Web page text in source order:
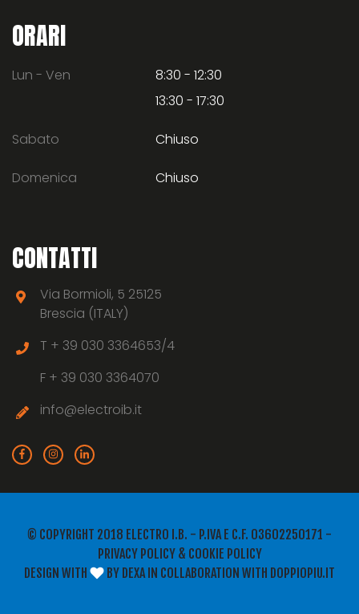
ORARI
Lun - Ven
8:30 - 12:30
13:30 - 17:30
Sabato Chiuso
Domenica Chiuso
CONTATTI
Via Bormioli, 5 25125
Brescia (ITALY)
T + 39 030 3364653/4
F + 39 030 3364070
info@electroib.it
© COPYRIGHT 2018 ELECTRO I.B. - P.IVA E C.F. 03602250171 -
PRIVACY POLICY& COOKIE POLICY
DESIGN WITH
BY DEXA IN COLLABORATION WITH DOPPIOPIU.IT